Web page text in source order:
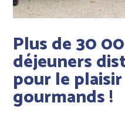
Plus de 30
déjeuners
pour le
gourmands !